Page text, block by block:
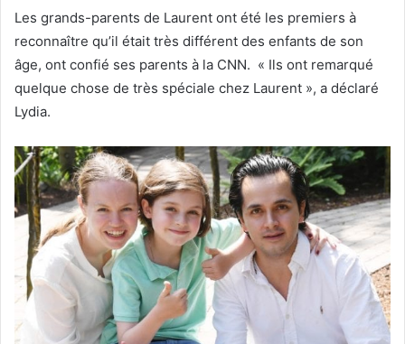
Les grands-parents de Laurent ont été les premiers à
reconnaître qu’il était très différent des enfants de son
âge, ont confié ses parents à la CNN. « Ils ont remarqué
quelque chose de très spéciale chez Laurent », a déclaré
Lydia.